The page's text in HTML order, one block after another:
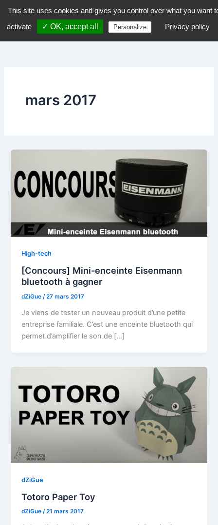
contenu
dZiGue
mars 2017
High-tech
[Concours] Mini-enceinte Eisenmann
bluetooth à gagner
dZiGue/27 mars 2017
Je viens de tester un nouveau produit d’une petite
entreprise familiale. C’est une enceinte bluetooth qui
permet d’amplifier le son de […]
dZiGue
Totoro Paper Toy
dZiGue/21 mars 2017
This site uses cookies and gives you control over what you want
activate
✓ OK, accept all Personalize Privacy policy